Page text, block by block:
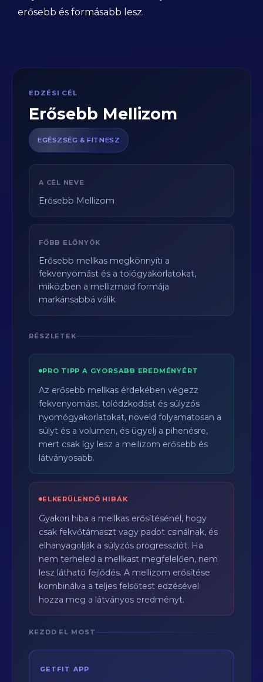
erősebb és formásabb lesz.
EDZÉSI CÉL
Erősebb Mellizom
EGÉSZSÉG & FITNESZ
A CÉL NEVE
Erősebb Mellizom
FŐBB ELŐNYÖK
Erősebb mellkas megkönnyíti a
fekvenyomást és a tológyakorlatokat,
miközben a mellizmaid formája
markánsabbá válik.
RÉSZLETEK
PRO TIPP A GYORSABB EREDMÉNYÉRT
Az erősebb mellkas érdekében végezz
fekvenyomást, tolódzkodást és súlyzós
nyomógyakorlatokat, növeld folyamatosan a
súlyt és a volumen, és ügyelj a pihenésre,
mert csak így lesz a mellizom erősebb és
látványosabb.
ELKERÜLENDŐ HIBÁK
Gyakori hiba a mellkas erősítésénél, hogy
csak fekvőtámaszt vagy padot csinálnak, és
elhanyagolják a súlyzós progressziót. Ha
nem terheled a mellkast megfelelően, nem
lesz látható fejlődés. A mellizom erősítése
kombinálva a teljes felsőtest edzésével
hozza meg a látványos eredményt.
KEZDD EL MOST
GETFIT APP